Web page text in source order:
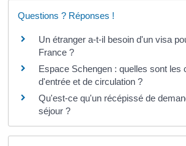
Questions ? Réponses !
Un étranger a-t-il besoin d'un visa
France ?
Espace Schengen : quelles sont les
d'entrée et de circulation ?
Qu'est-ce qu'un récépissé de
séjour ?